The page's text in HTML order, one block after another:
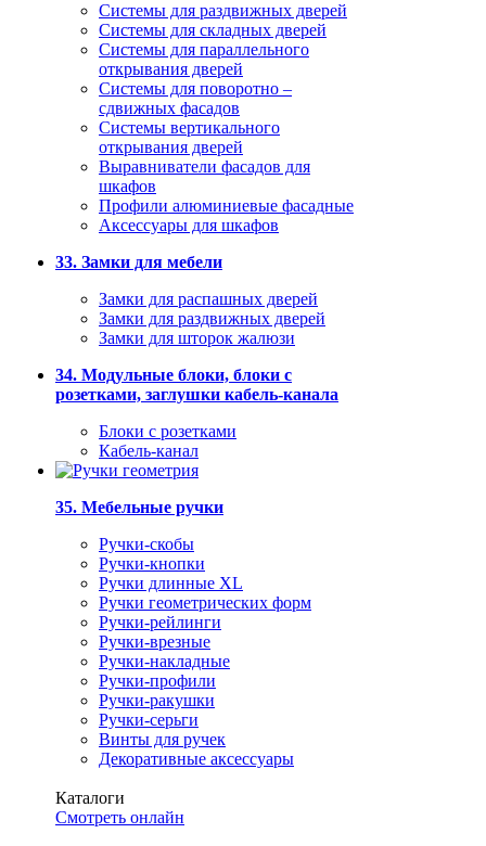
Системы для раздвижных дверей
Системы для складных дверей
Системы для параллельного
открывания дверей
Системы для поворотно –
сдвижных фасадов
Системы вертикального
открывания дверей
Выравниватели фасадов для
шкафов
Профили алюминиевые фасадные
Аксессуары для шкафов
33. Замки для мебели
Замки для распашных дверей
Замки для раздвижных дверей
Замки для шторок жалюзи
34. Модульные блоки, блоки с
розетками, заглушки кабель-канала
Блоки с розетками
Кабель-канал
35. Мебельные ручки
Ручки-скобы
Ручки-кнопки
Ручки длинные XL
Ручки геометрических форм
Ручки-рейлинги
Ручки-врезные
Ручки-накладные
Ручки-профили
Ручки-ракушки
Ручки-серьги
Винты для ручек
Декоративные аксессуары
Каталоги
Смотреть онлайн